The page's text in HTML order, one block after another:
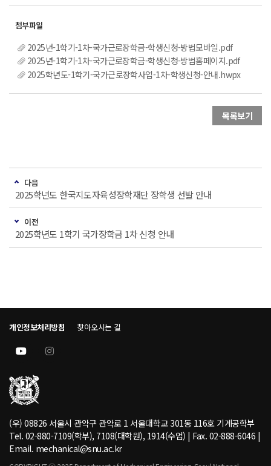
2025년-1학기-1차-국가근로장학금-학생신청-방법모바일.pdf
2025년-1학기-1차-국가근로장학금-학생신청-방법홈페이지.pdf
2025학년도-1학기-국가근로장학사업-1차-학생신청-안내.hwpx
목록보기
다음
2025학년도 한국지도자육성장학재단 장학생 선발 안내
이전
2025학년도 1학기 국가장학금 1차 신청 안내
개인정보처리방침 찾아오시는 길
(우) 08826 서울시 관악구 관악로 1 서울대학교 301동 116호 기계공학부
Tel. 02-880-7109(학부), 7108(대학원), 1914(수업) | Fax. 02-888-6046 |
Email. mechanical@snu.ac.kr